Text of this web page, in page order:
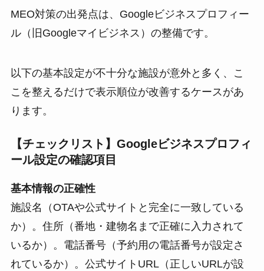
MEO対策の出発点は、Googleビジネスプロフィー
ル（旧Googleマイビジネス）の整備です。
以下の基本設定が不十分な施設が意外と多く、こ
こを整えるだけで表示順位が改善するケースがあ
ります。
【チェックリスト】Googleビジネスプロフィ
ール設定の確認項目
基本情報の正確性
施設名（OTAや公式サイトと完全に一致している
か）。住所（番地・建物名まで正確に入力されて
いるか）。電話番号（予約用の電話番号が設定さ
れているか）。公式サイトURL（正しいURLが設